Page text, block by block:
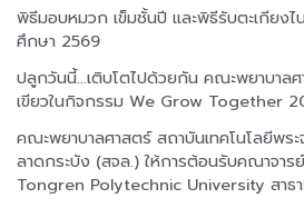
พิธีมอบหมวก เข็มชั้นปี และพิธีรับตะเกียงไ
ศึกษา 2569
ปลูกวันนี้…เติบโตไปด้วยกัน คณะพยาบาล
เขียวในกิจกรรม We Grow Together
คณะพยาบาลศาสตร์ สถาบันเทคโนโลยีพระ
ลาดกระบัง (สจล.) ให้การต้อนรับคณาจาร
Tongren Polytechnic University สาธ